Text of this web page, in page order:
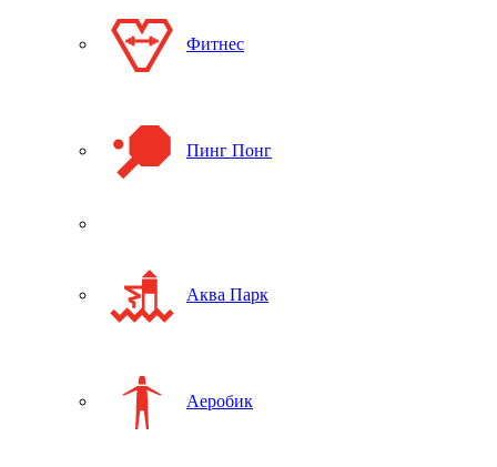
Фитнес
Пинг Понг
Аква Парк
Аеробик